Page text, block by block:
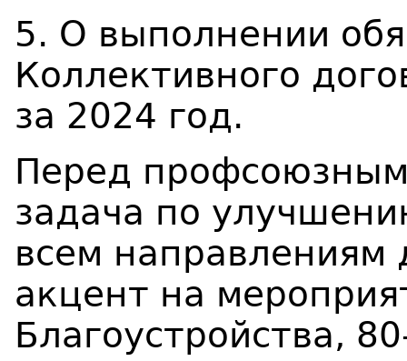
5. О выполнении
Коллективного
за 2024 год.
Перед
задача по
всем направлениям
акцент на
Благоустройства,